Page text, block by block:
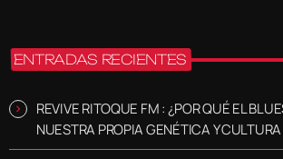
ENTRADAS RECIENTES
REVIVE RITOQUE FM : ¿POR QUÉ EL
NUESTRA PROPIA GENÉTICA Y